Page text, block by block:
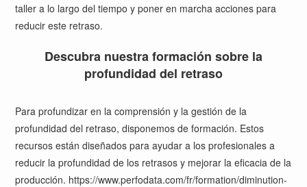
taller a lo largo del tiempo y poner en marcha acciones para
reducir este retraso.
Descubra nuestra formación sobre la
profundidad del retraso
Para profundizar en la comprensión y la gestión de la
profundidad del retraso, disponemos de formación. Estos
recursos están diseñados para ayudar a los profesionales a
reducir la profundidad de los retrasos y mejorar la eficacia de la
producción. https://www.perfodata.com/fr/formation/diminution-